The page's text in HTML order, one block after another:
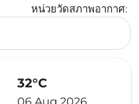
หน่วยวัดสภาพอากาศ:
32°C
06 Aug 2026